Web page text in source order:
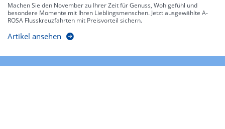
Machen Sie den November zu Ihrer Zeit für Genuss, Wohlgefühl und
besondere Momente mit Ihren Lieblingsmenschen. Jetzt ausgewählte A-
ROSA Flusskreuzfahrten mit Preisvorteil sichern.
Artikel ansehen